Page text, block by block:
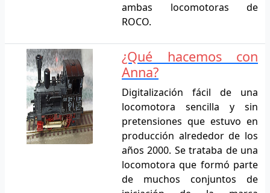
ambas locomotoras de
ROCO.
¿Qué hacemos con
Anna?
Digitalización fácil de una
locomotora sencilla y sin
pretensiones que estuvo en
producción alrededor de los
años 2000. Se trataba de una
locomotora que formó parte
de muchos conjuntos de